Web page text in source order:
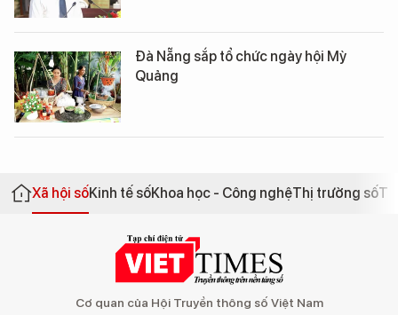
Đà Nẵng sắp tổ chức ngày hội Mỳ
Quảng
Xã hội sốKinh tế sốKhoa học - Công nghệThị trường số
Cơ quan của Hội Truyền thông số Việt Nam